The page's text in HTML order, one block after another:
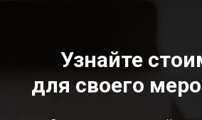
Узнайте
для своего